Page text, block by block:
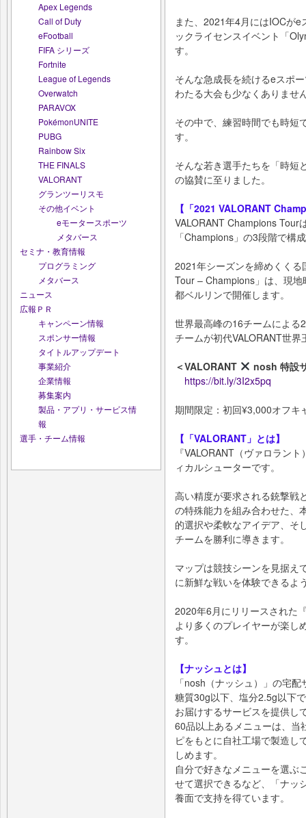
Apex Legends
Call of Duty
eFootball
FIFA シリーズ
Fortnite
League of Legends
Overwatch
PARAVOX
PokémonUNITE
PUBG
Rainbow Six
THE FINALS
VALORANT
グランツーリスモ
その他イベント
eモータースポーツ
メタバース
セミナ・教育情報
プログラミング
メタバース
ニュース
広報ＰＲ
キャンペーン情報
スポンサー情報
タイトルアップデート
事業紹介
企業情報
募集案内
製品・アプリ・サービス情
報
選手・チーム情報
また、2021年4月にはIOCが
ックライセンスイベント「
す。
そんな急成長を続けるeスポ
わたる大会も少なくありませ
その中で、練習時間でも時短
す。
そんな若き選手たちを「時短
の協賛に至りました。
【「2021 VALORANT
VALORANT Champions Tour
「Champions」の3段階で構
2021年シーズンを締めくく
Tour – Champions」は、現
都ベルリンで開催します。
世界最高峰の16チームによる
チームが初代VALORANT世界
＜VALORANT
nosh 特設
https://bit.ly/3I2x5pq
期間限定：初回¥3,000オフキ
【「VALORANT」とは】
『VALORANT（ヴァロラン
ィカルシューターです。
高い精度が要求される銃撃戦
の特殊能力を組み合わせた、
的選択や柔軟なアイデア、そ
チームを勝利に導きます。
マップは競技シーンを見据え
に新鮮な戦いを体験できるよ
2020年6月にリリースされた
より多くのプレイヤーが楽し
す。
【ナッシュとは】
「nosh（ナッシュ）」の宅配
糖質30g以下、塩分2.5g以下
お届けするサービスを提供し
60品以上あるメニューは、当
ピをもとに自社工場で製造し
しめます。
自分で好きなメニューを選ぶ
せて選択できるなど、「ナッ
養面で支持を得ています。